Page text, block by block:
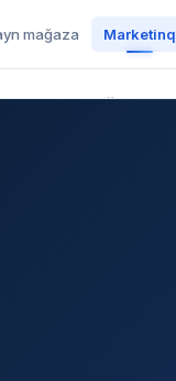
mağaza Marketinq
Onlayn mağaza